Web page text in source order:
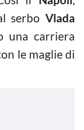
serboVlada
una carriera
le maglie di